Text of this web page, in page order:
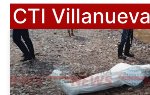
CTI Villanueva